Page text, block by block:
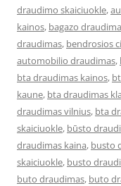
draudimo skaiciuokle,
kainos, bagazo
draudimas, bendrosios
automobilio draudimas,
bta draudimas kainos,
kaune, bta draudimas
draudimas vilnius, bta
skaiciuokle, būsto
draudimas kaina, busto
skaiciuokle, busto
buto draudimas, buto